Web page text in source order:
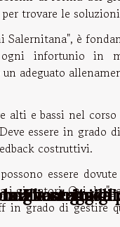
trovare le
Salernitana", è
infortunio in
adeguato
alti e bassi nel
essere in
costruttivi.
essere
i giocatori. Qui, la
in grado di gestire
alla scelta
i vantaggi
I nostri
migliore guida